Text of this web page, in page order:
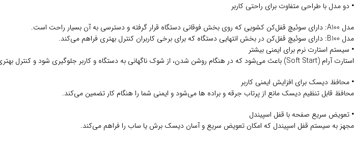
• دو مدل با طراحی متفاوت برای راحتی کاربر
مدل A100: دارای سوئیچ قفل‌کن کشویی که روی بخش فوقانی دستگاه قرار گرفته و دسترسی به آن بسیار راحت است.
مدل B100: دارای سوئیچ قفل‌کن در بخش انتهایی دستگاه که برای برخی کاربران کنترل بهتری فراهم می‌کند.
• سیستم استارت نرم برای ایمنی بیشتر
استارت آرام (Soft Start) باعث می‌شود که در هنگام روشن شدن، از شوک ناگهانی به دستگاه و کاربر جلوگیری شود و کنترل بهتری بر روی عملکرد دستگاه داشته باشید.
• محافظ دیسک برای افزایش ایمنی کاربر
محافظ قابل تنظیم دیسک مانع از پرتاب جرقه و براده‌ ها می‌شود و ایمنی شما را هنگام کار تضمین می‌کند.
• تعویض سریع صفحه با قفل اسپیندل
مجهز به سیستم قفل اسپیندل که امکان تعویض سریع و آسان دیسک برش یا ساب را فراهم می‌کند.